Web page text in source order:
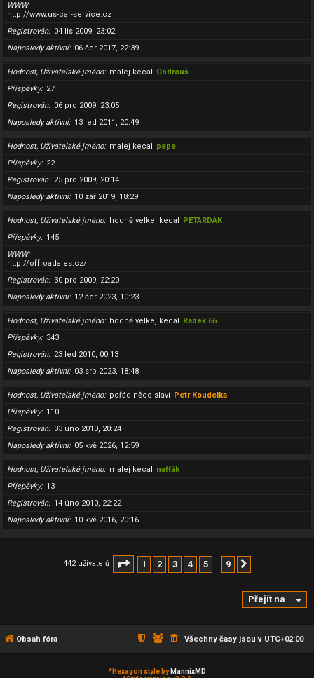
WWW
http://www.us-car-service.cz
Registrován
04 lis 2009, 23:02
Naposledy aktivní
06 čer 2017, 22:39
Hodnost, Uživatelské jméno malej kecal Ondrouš
Příspěvky
27
Registrován
06 pro 2009, 23:05
Naposledy aktivní
13 led 2011, 20:49
Hodnost, Uživatelské jméno malej kecal pepe
Příspěvky
22
Registrován
25 pro 2009, 20:14
Naposledy aktivní
10 zář 2019, 18:29
Hodnost, Uživatelské jméno hodně velkej kecal PETARDAK
Příspěvky
145
WWW
http://offroadales.cz/
Registrován
30 pro 2009, 22:20
Naposledy aktivní
12 čer 2023, 10:23
Hodnost, Uživatelské jméno hodně velkej kecal Radek 66
Příspěvky
343
Registrován
23 led 2010, 00:13
Naposledy aktivní
03 srp 2023, 18:48
Hodnost, Uživatelské jméno pořád něco slaví Petr Koudelka
Příspěvky
110
Registrován
03 úno 2010, 20:24
Naposledy aktivní
05 kvě 2026, 12:59
Hodnost, Uživatelské jméno malej kecal nafťák
Příspěvky
13
Registrován
14 úno 2010, 22:22
Naposledy aktivní
10 kvě 2016, 20:16
442 uživatelů Stránka z
1 2 3 4 5 9
Přejít na
Obsah fóra Všechny časy jsou v UTC+02:00
*Hexagon style by MannixMD